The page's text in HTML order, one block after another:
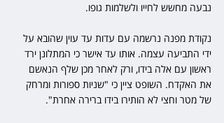
נבעה מחשש לחייו ולשלמות גופו.
נקודת מפנה נרשמה עם עדות עד עוין שהובא על
ידי התביעה עצמה. אותו עד אישר כי המתלונן ירד
ראשון עם אלה בידו, ורק לאחר מכן שלף הנאשם
את האקדח. השופט ציין כי "שניות ספורות ומרחק
של מטר וחצי לא הותירו בידו ברירה אחרת".